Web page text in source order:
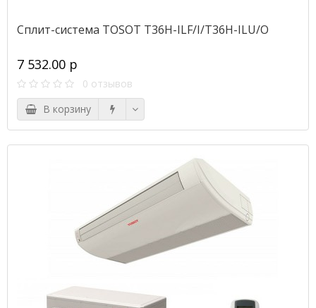
Сплит-система TOSOT T36H-ILF/I/T36H-ILU/O
7 532.00 р
0 отзывов
В корзину